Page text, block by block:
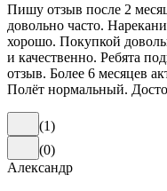
Пишу отзыв после 2
довольно часто.
хорошо. Покупкой
и качественно. Ребята
отзыв. Более 6 месяцев
Полёт нормальный.
(1)
(0)
Александр